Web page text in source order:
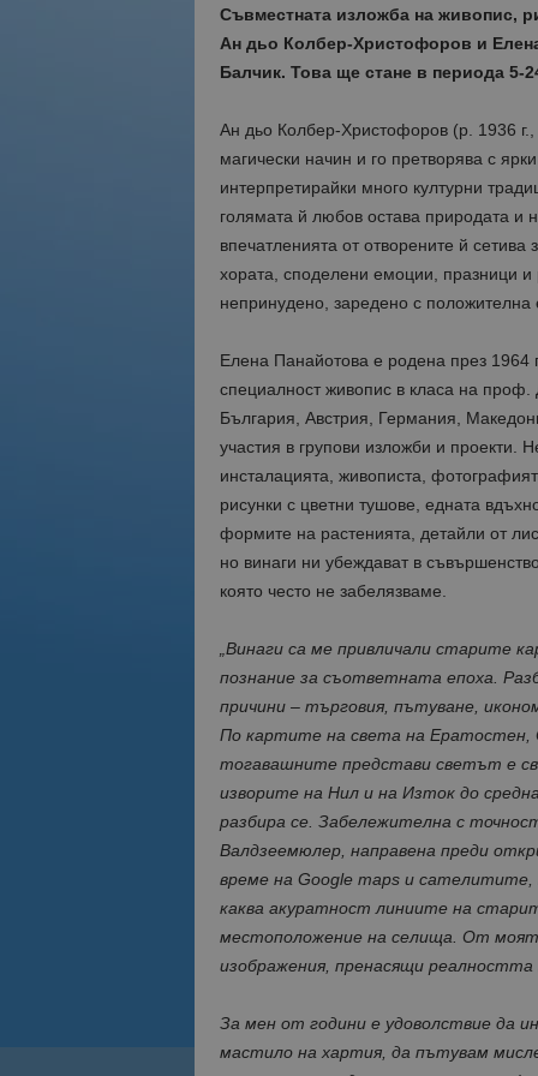
Съвместната изложба на живопис,
Ан дьо Колбер-Христофоров и
Балчик. Това ще стане в периода 5-
Ан дьо Колбер-Христофоров (р. 1936
магически начин и го претворява с
интерпретирайки много културни
голямата й любов остава природата и
впечатленията от отворените й
хората, споделени емоции, празници и
непринудено, заредено с положителна
Елена Панайотова е родена през
специалност живопис в класа на
България, Австрия, Германия,
участия в групови изложби и проекти.
инсталацията, живописта,
рисунки с цветни тушове, едната
формите на растенията, детайли от
но винаги ни убеждават в
която често не забелязваме.
„Винаги са ме привличали старите
познание за съответната епоха.
причини – търговия, пътуване,
По картите на света на Ератостен,
тогавашните представи светът е
изворите на Нил и на Изток до
разбира се. Забележителна с
Валдзеемюлер, направена преди
време на Google maps и
каква акуратност линиите на
местоположение на селища. От
изображения, пренасящи реалността
За мен от години е удоволствие да
мастило на хартия, да пътувам